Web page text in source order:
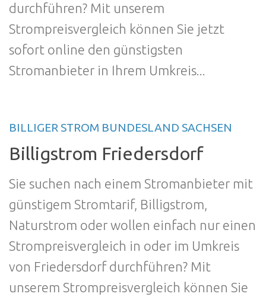
durchführen? Mit unserem
Strompreisvergleich können Sie jetzt
sofort online den günstigsten
Stromanbieter in Ihrem Umkreis...
BILLIGER STROM BUNDESLAND SACHSEN
Billigstrom Friedersdorf
Sie suchen nach einem Stromanbieter mit
günstigem Stromtarif, Billigstrom,
Naturstrom oder wollen einfach nur einen
Strompreisvergleich in oder im Umkreis
von Friedersdorf durchführen? Mit
unserem Strompreisvergleich können Sie